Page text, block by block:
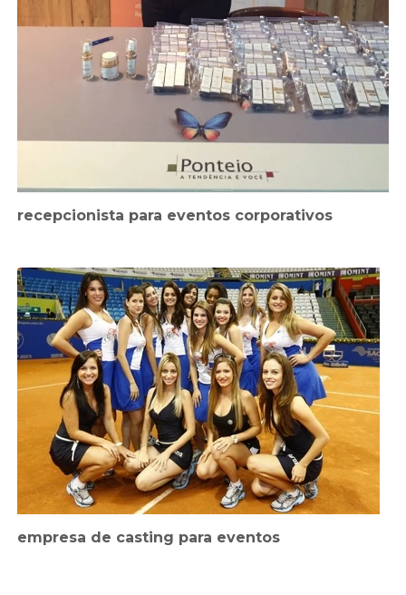
recepcionista para eventos corporativos
empresa de casting para eventos